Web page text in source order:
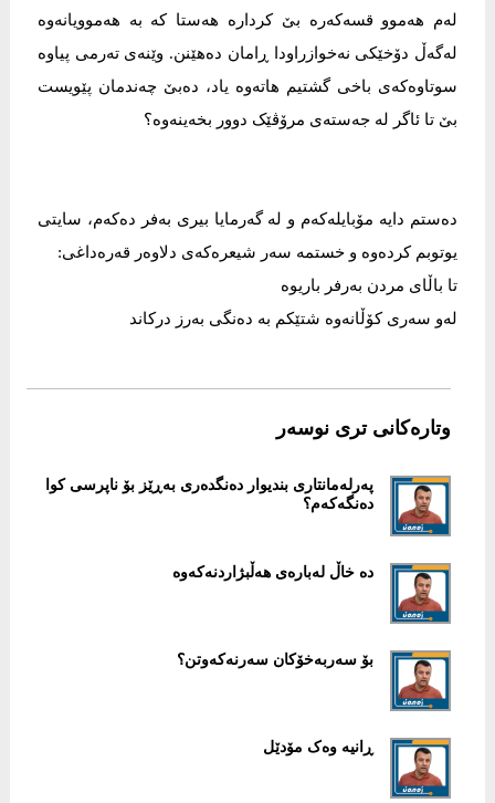
لەم هەموو قسەکەرە بێ کردارە هەستا کە بە هەموویانەوە
لەگەڵ دۆخێکی نەخوازراودا ڕامان دەهێنن. وێنەی تەرمی پیاوە
سوتاوەکەی باخی گشتیم هاتەوە یاد، دەبێ چەندمان پێویست
بێ تا ئاگر لە جەستەی مرۆڤێک دوور بخەینەوە؟
دەستم دایە مۆبایلەکەم و لە گەرمایا بیری بەفر دەکەم، سایتی
یوتوبم کردەوە و خستمە سەر شیعرەکەی دلاوەر قەرەداغی:
تا باڵای مردن بەرفر باریوە
لەو سەری کۆڵانەوە شتێکم بە دەنگی بەرز درکاند
وتارەکانی تری نوسەر
پەرلەمانتاری بندیوار دەنگدەری بەڕێز بۆ ناپرسی کوا
دەنگەکەم؟
دە خاڵ لەبارەی هەڵبژاردنەکەوە
بۆ سەربەخۆکان سەرنەکەوتن؟
ڕانیە وەک مۆدێل